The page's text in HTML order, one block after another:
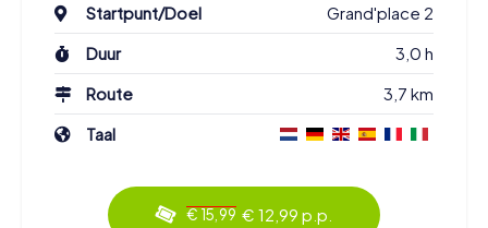
Startpunt/Doel
Grand'place 2
Duur
3,0 h
Route
3,7 km
Taal
€ 15,99 € 12,99 p.p.